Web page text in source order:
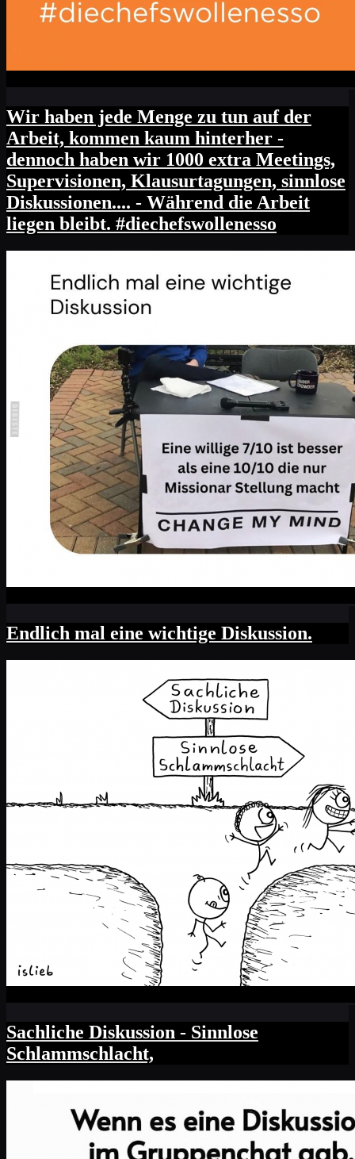
Wir haben jede Menge zu tun auf der
Arbeit, kommen kaum hinterher -
dennoch haben wir 1000 extra Meetings,
Supervisionen, Klausurtagungen, sinnlose
Diskussionen.... - Während die Arbeit
liegen bleibt. #diechefswollenesso
Endlich mal eine wichtige Diskussion.
Sachliche Diskussion - Sinnlose
Schlammschlacht,